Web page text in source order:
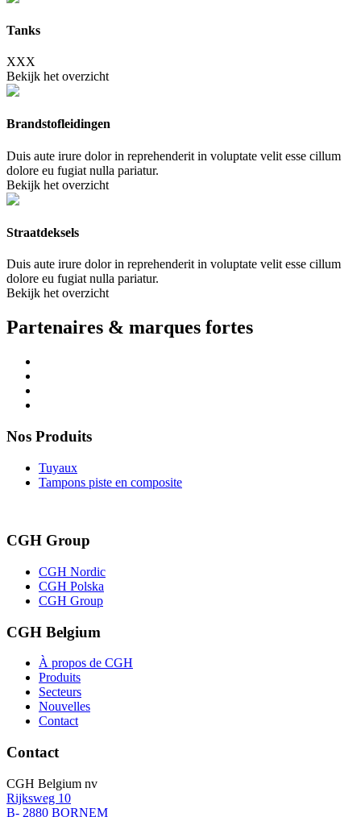
Tanks
XXX
Bekijk het overzicht
Brandstofleidingen
Duis aute irure dolor in reprehenderit in voluptate velit esse cillum
dolore eu fugiat nulla pariatur.
Bekijk het overzicht
Straatdeksels
Duis aute irure dolor in reprehenderit in voluptate velit esse cillum
dolore eu fugiat nulla pariatur.
Bekijk het overzicht
Partenaires & marques fortes
Nos Produits
Tuyaux
Tampons piste en composite
CGH Group
CGH Nordic
CGH Polska
CGH Group
CGH Belgium
À propos de CGH
Produits
Secteurs
Nouvelles
Contact
Contact
CGH Belgium nv
Rijksweg 10
B- 2880 BORNEM